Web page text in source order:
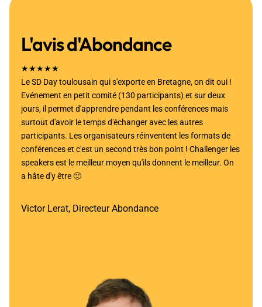
L'avis d'Abondance
★★★★★
Le SD Day toulousain qui s'exporte en Bretagne, on dit oui !
Evénement en petit comité (130 participants) et sur deux
jours, il permet d'apprendre pendant les conférences mais
surtout d'avoir le temps d'échanger avec les autres
participants. Les organisateurs réinventent les formats de
conférences et c'est un second très bon point ! Challenger les
speakers est le meilleur moyen qu'ils donnent le meilleur. On
a hâte d'y être 🙂
Victor Lerat, Directeur Abondance